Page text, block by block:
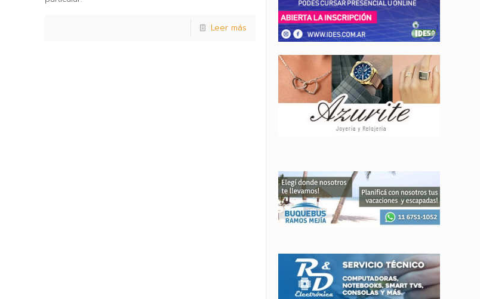
Leer más